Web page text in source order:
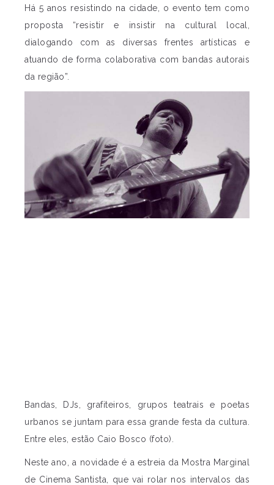
Há 5 anos resistindo na cidade, o evento tem como
proposta “resistir e insistir na cultural local,
dialogando com as diversas frentes artísticas e
atuando de forma colaborativa com bandas autorais
da região”.
Bandas, DJs, grafiteiros, grupos teatrais e poetas
urbanos se juntam para essa grande festa da cultura.
Entre eles, estão Caio Bosco (foto).
Neste ano, a novidade é a estreia da Mostra Marginal
de Cinema Santista, que vai rolar nos intervalos das